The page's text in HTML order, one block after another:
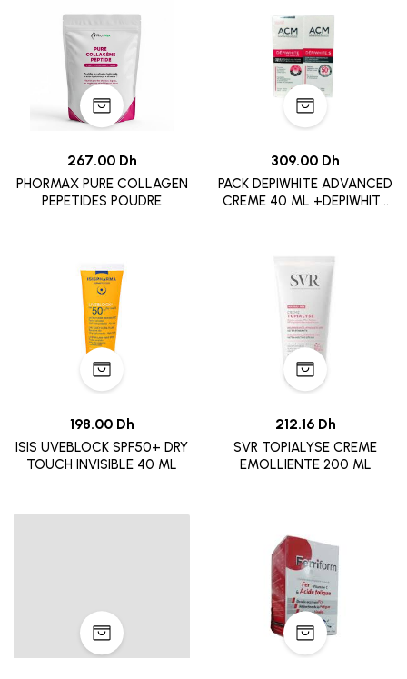
267.00 Dh
PHORMAX PURE COLLAGEN
PEPETIDES POUDRE
309.00 Dh
PACK DEPIWHITE ADVANCED
CREME 40 ML +DEPIWHITE
198.00 Dh
ISIS UVEBLOCK SPF50+ DRY
TOUCH INVISIBLE 40 ML
212.16 Dh
SVR TOPIALYSE CREME
EMOLLIENTE 200 ML